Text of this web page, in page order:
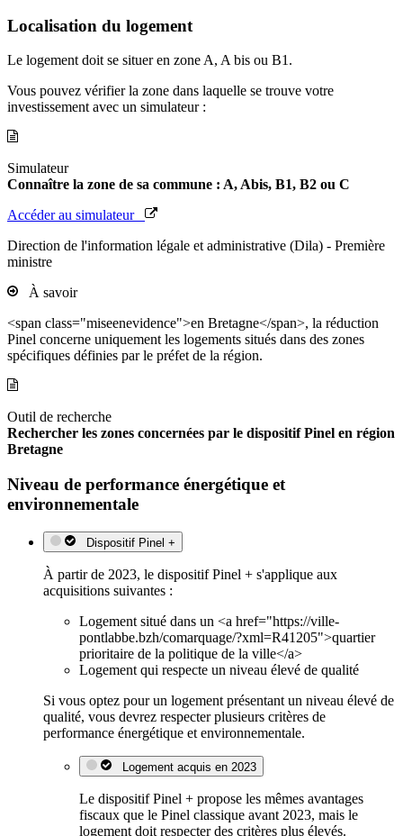
Localisation du logement
Le logement doit se situer en zone A, A bis ou B1.
Vous pouvez vérifier la zone dans laquelle se trouve votre
investissement avec un simulateur :
Simulateur
Connaître la zone de sa commune : A, Abis, B1, B2 ou C
Accéder au simulateur
Direction de l'information légale et administrative (Dila) - Première
ministre
À savoir
<span class="miseenevidence">en Bretagne</span>, la réduction
Pinel concerne uniquement les logements situés dans des zones
spécifiques définies par le préfet de la région.
Outil de recherche
Rechercher les zones concernées par le dispositif Pinel en région
Bretagne
Niveau de performance énergétique et
environnementale
Dispositif Pinel +
À partir de 2023, le dispositif Pinel + s'applique aux
acquisitions suivantes :
Logement situé dans un <a href="https://ville-
pontlabbe.bzh/comarquage/?xml=R41205">quartier
prioritaire de la politique de la ville</a>
Logement qui respecte un niveau élevé de qualité
Si vous optez pour un logement présentant un niveau élevé de
qualité, vous devrez respecter plusieurs critères de
performance énergétique et environnementale.
Logement acquis en 2023
Le dispositif Pinel + propose les mêmes avantages
fiscaux que le Pinel classique avant 2023, mais le
logement doit respecter des critères plus élevés.